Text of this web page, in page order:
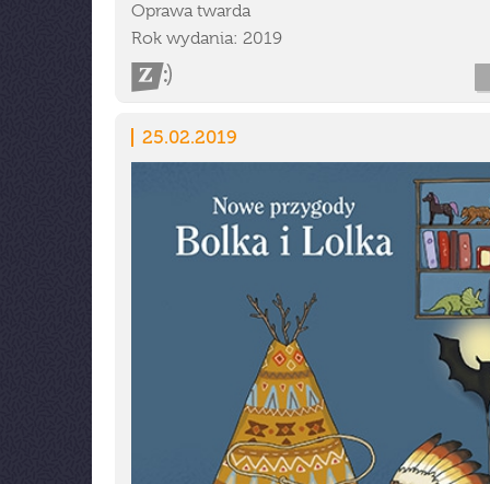
Oprawa twarda
Rok wydania: 2019
25.02.2019